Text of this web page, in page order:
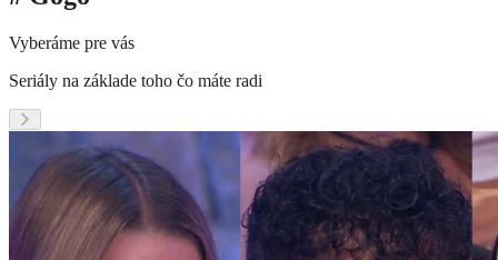
Vyberáme pre vás
Seriály na základe toho čo máte radi